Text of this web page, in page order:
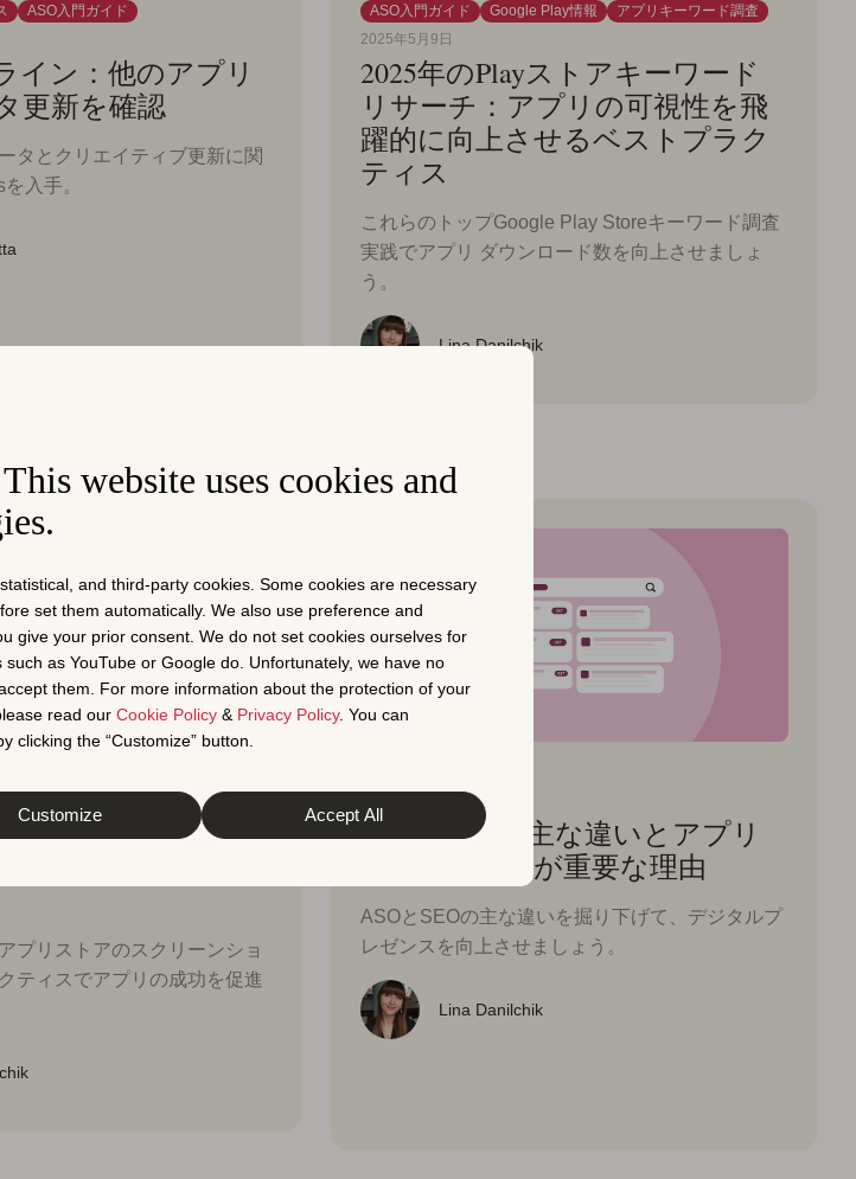
website uses cookies and
and third-party cookies. Some cookies are necessary
set them automatically. We also use preference and
give your prior consent. We do not set cookies ourselves for
as YouTube or Google do. Unfortunately, we have no
them. For more information about the protection of your
read our Cookie Policy & Privacy Policy. You can
clicking the “Customize” button.
Customize Accept All
ASO入門ガイド
イン：他のアプリ
更新を確認
タとクリエイティブ更新に関
入手。
ASO入門ガイド Google Play情報
アプリキーワード調査
2025年5月9日
2025年のPlayストアキーワード
リサーチ：アプリの可視性を飛
躍的に向上させるベストプラク
ティス
これらのトップGoogle Play Storeキーワード調査
実践でアプリ ダウンロード数を向上させましょ
う。
Lina Danilchik
リーンショットを
プリストアのスクリーンショ
ティスでアプリの成功を促進
ASO対SEO：主な違いとアプリ
の成長に両方が重要な理由
ASOとSEOの主な違いを掘り下げて、デジタルプ
レゼンスを向上させましょう。
Lina Danilchik